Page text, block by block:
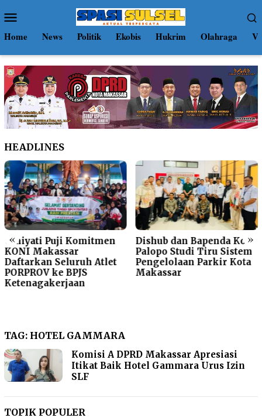
ke
kontenMobile
Home News Politik Ekobis Hukrim Olahraga
HEADLINES
« »
Umiyati Puji Komitmen
KONI Makassar
Daftarkan Seluruh Atlet
PORPROV ke BPJS
Ketenagakerjaan
Dishub dan Bapenda Kota
Palopo Studi Tiru Sistem
Pengelolaan Parkir Kota
Makassar
TAG: HOTEL GAMMARA
Komisi A DPRD Makassar Apresiasi
Itikat Baik Hotel Gammara Urus Izin
SLF
TOPIK POPULER